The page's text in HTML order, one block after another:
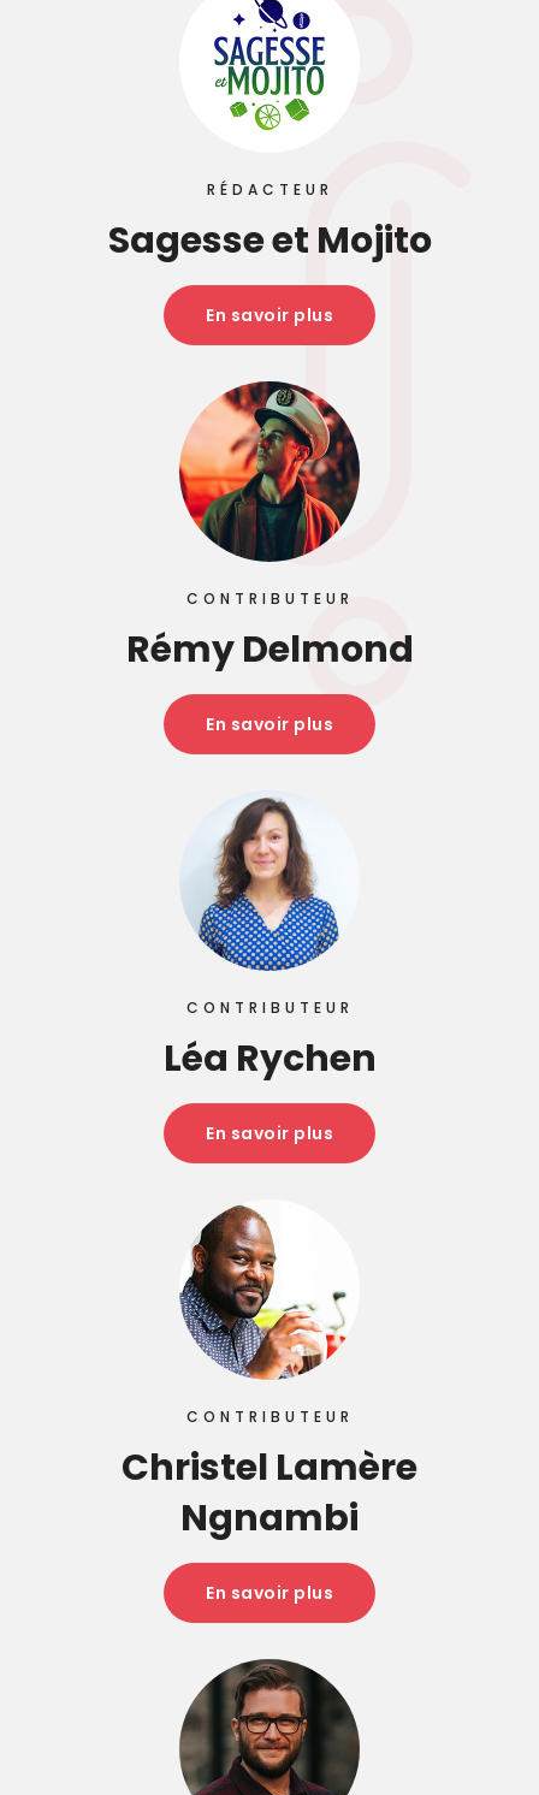
RÉDACTEUR
Sagesse et Mojito
En savoir plus
CONTRIBUTEUR
Rémy Delmond
En savoir plus
CONTRIBUTEUR
Léa Rychen
En savoir plus
CONTRIBUTEUR
Christel Lamère
Ngnambi
En savoir plus